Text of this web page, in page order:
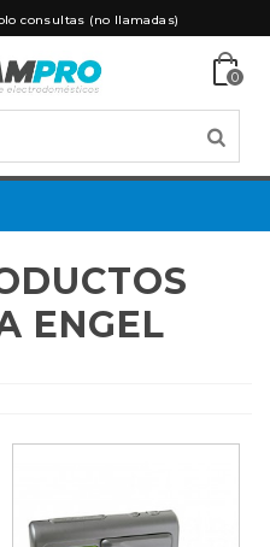
consultas (no llamadas)
0
ENGEL